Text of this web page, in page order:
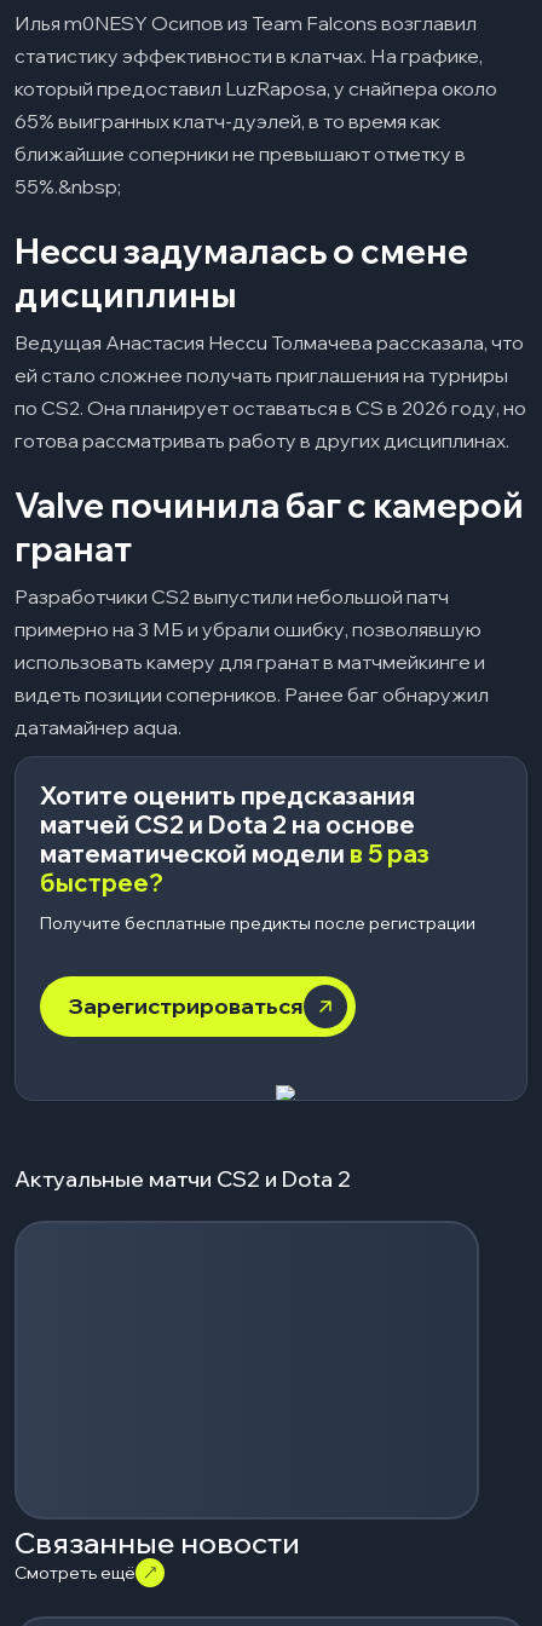
Илья m0NESY Осипов из Team Falcons возглавил
статистику эффективности в клатчах. На графике,
который предоставил LuzRaposa, у снайпера около
65% выигранных клатч-дуэлей, в то время как
ближайшие соперники не превышают отметку в
55%.&nbsp;
Heccu задумалась о смене
дисциплины
Ведущая Анастасия Heccu Толмачева рассказала, что
ей стало сложнее получать приглашения на турниры
по CS2. Она планирует оставаться в CS в 2026 году, но
готова рассматривать работу в других дисциплинах.
Valve починила баг с камерой
гранат
Разработчики CS2 выпустили небольшой патч
примерно на 3 МБ и убрали ошибку, позволявшую
использовать камеру для гранат в матчмейкинге и
видеть позиции соперников. Ранее баг обнаружил
датамайнер aqua.
Хотите оценить предсказания
матчей CS2 и Dota 2 на основе
математической модели в 5 раз
быстрее?
Получите бесплатные предикты после регистрации
Зарегистрироваться
Актуальные матчи CS2 и Dota 2
Загрузка событий...
Связанные новости
Смотреть ещё